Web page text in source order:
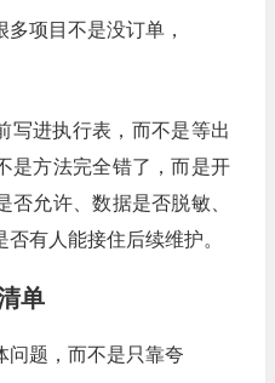
项目不是没订单，
写进执行表，而不是等出
是方法完全错了，而是开
允许、数据是否脱敏、
有人能接住后续维护。
单
问题，而不是只靠夸